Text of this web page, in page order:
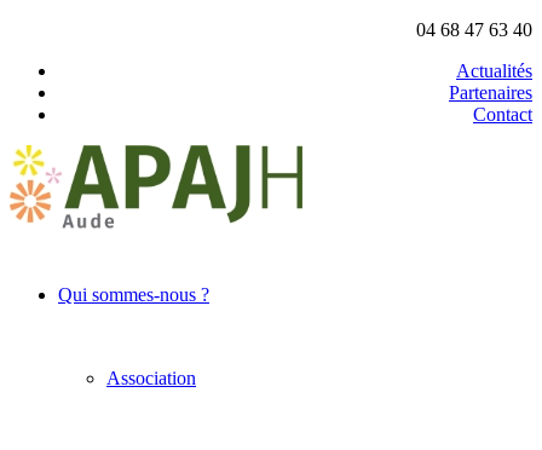
04 68 47 63 40
Actualités
Partenaires
Contact
Qui sommes-nous ?
Association